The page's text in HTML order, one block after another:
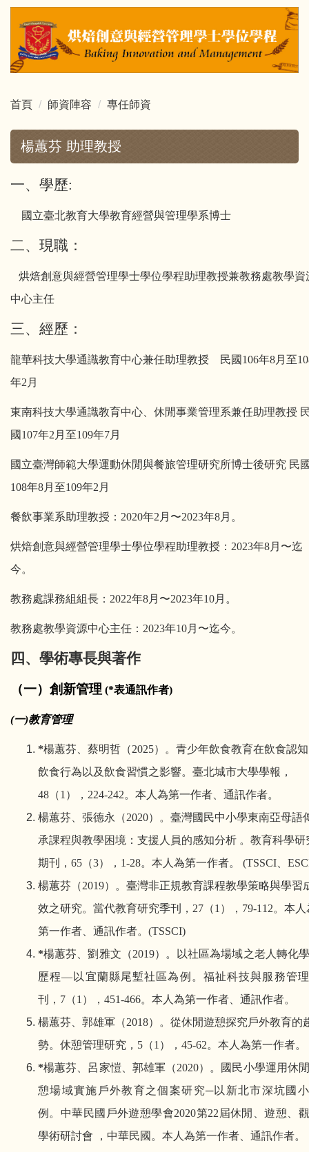
跳
要
內
區
首頁 師資陣容 專任師資
楊蕙芬 助理教授
一、 學歷:
國立臺北教育大學教育經營與管理學系博士
二、 現職：
烘焙創意與經營管理學士學位學程助理教授兼教務處教學資
中心主任
三、 經歷：
龍華科技大學通識教育中心兼任助理教授 民國106年8月至
年2月
東南科技大學通識教育中心、休閒事業管理系兼任助理教授
國107年2月至109年7月
國立臺灣師範大學運動休閒與餐旅管理研究所博士後研究 民
108年8月至109年2月
餐飲事業系助理教授：2020年2月〜2023年8月。
烘焙創意與經營管理學士學位學程助理教授：2023年8月〜迄
今。
教務處課務組組長：2022年8月〜2023年10月。
教務處教學資源中心主任：2023年10月〜迄今。
四 、 學術專長與著作
（一） 創新管理 (*表通訊作者)
(一)教育管理
*楊蕙芬、蔡明哲 （2025） 。 青少年飲食教育在飲食認
飲食行為以及飲食習慣之影響。臺北城市大學學報 ，
48 （1 ） ， 224-242。 本人為第一作者、通訊作者。
楊蕙芬、張德永（2020）。臺灣國民中小學東南亞母語
承課程與教學困境：支援人員的感知分析 。教育科學研
期刊， 65 （3） ， 1-28。本人為第一作者。 (TSSCI
楊蕙芬（2019）。臺灣非正規教育課程教學策略與學習
效之研究。當代教育研究季刊， 27 （1 ） ， 79-112。本人
第一作者、通訊作者。 (TSSCI)
*楊蕙芬 、劉雅文（2019）。以社區為場域之老人轉化
歷程― 以宜蘭縣尾塹社區為例。福祉科技與服務管
刊， 7 （1 ） ， 451-466。本人為第一作者、通訊作者。
楊蕙芬
郭雄軍（2018）。從休閒遊憩探究戶外教育的
勢。休憩管理研究， 5 （1 ） ， 45-62。本人為第一作者。
*楊蕙芬、呂家愷、郭雄軍（2020）。國民小學運用休
憩場域實施戶外教育之個案研究─以新北市深坑國
例。中華民國戶外遊憩學會2020第22 屆休閒、遊憩、
學術研討會
，中華民國。本人為第一作者、通訊作者。